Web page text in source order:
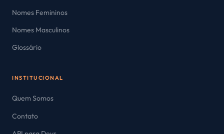
Nomes Femininos
Nomes Masculinos
Glossário
INSTITUCIONAL
Quem Somos
Contato